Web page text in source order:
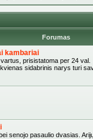
Forumas
kambariai
prisistatoma per 24 val.
sidabrinis narys turi
senojo pasaulio dvasias.